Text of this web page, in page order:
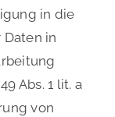
in die
in
Abs. 1 lit. a
von